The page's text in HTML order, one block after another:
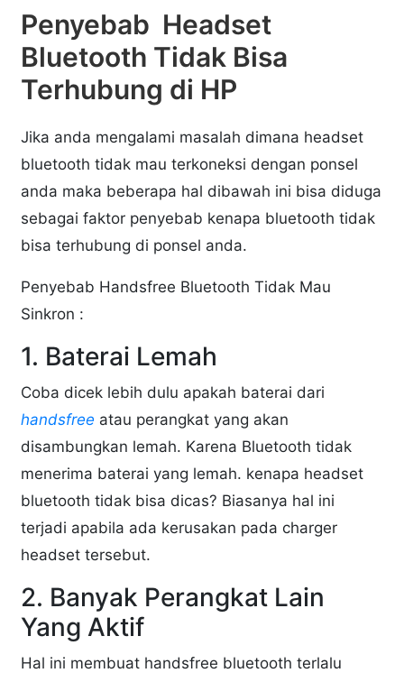
Penyebab Headset
Bluetooth Tidak Bisa
Terhubung di HP
Jika anda mengalami masalah dimana headset
bluetooth tidak mau terkoneksi dengan ponsel
anda maka beberapa hal dibawah ini bisa diduga
sebagai faktor penyebab kenapa bluetooth tidak
bisa terhubung di ponsel anda.
Penyebab Handsfree Bluetooth Tidak Mau
Sinkron :
1. Baterai Lemah
Coba dicek lebih dulu apakah baterai dari
handsfree atau perangkat yang akan
disambungkan lemah. Karena Bluetooth tidak
menerima baterai yang lemah. kenapa headset
bluetooth tidak bisa dicas? Biasanya hal ini
terjadi apabila ada kerusakan pada charger
headset tersebut.
2. Banyak Perangkat Lain
Yang Aktif
Hal ini membuat handsfree bluetooth terlalu